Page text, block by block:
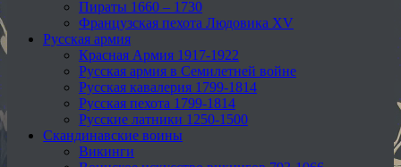
Пираты 1660 – 1730
Французская пехота Людовика XV
Русская армия
Красная Армия 1917-1922
Русская армия в Семилетней войне
Русская кавалерия 1799-1814
Русская пехота 1799-1814
Русские латники 1250-1500
Скандинавские воины
Викинги